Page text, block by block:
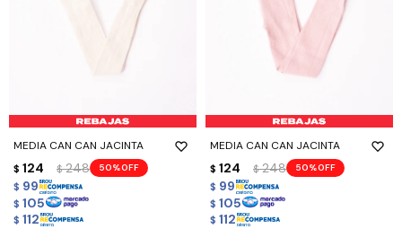
MEDIA CAN CAN JACINTA
$ 124 $ 248 50
$ 99
$ 105
$ 112
MEDIA CAN CAN JACINTA
$ 124 $ 248 50
$ 99
$ 105
$ 112